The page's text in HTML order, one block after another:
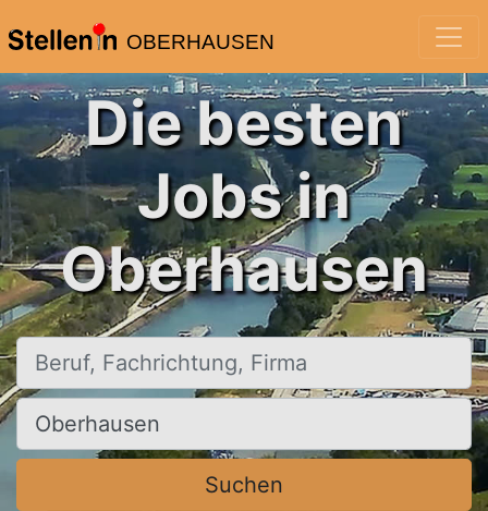
OBERHAUSEN
Die besten
Jobs in
Oberhausen
Beruf, Fachrichtung, Firma
Ort, Stadt
Suchen